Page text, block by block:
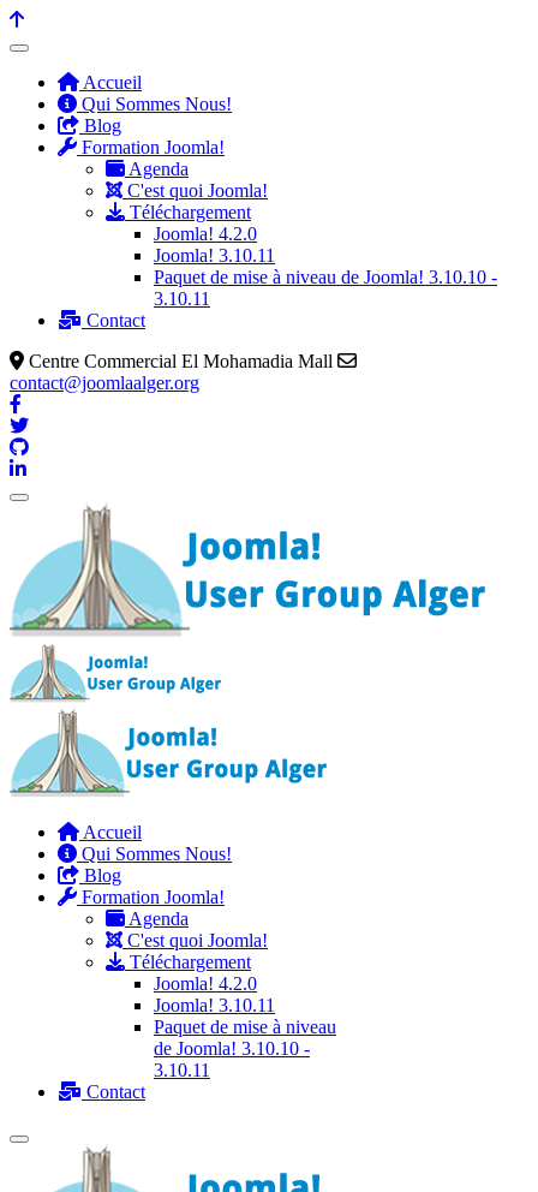
Accueil
Qui Sommes Nous!
Blog
Formation Joomla!
Agenda
C'est quoi Joomla!
Téléchargement
Joomla! 4.2.0
Joomla! 3.10.11
Paquet de mise à niveau de Joomla! 3.10.10 -
3.10.11
Contact
Centre Commercial El Mohamadia Mall
contact@joomlaalger.org
Accueil
Qui Sommes Nous!
Blog
Formation Joomla!
Agenda
C'est quoi Joomla!
Téléchargement
Joomla! 4.2.0
Joomla! 3.10.11
Paquet de mise à niveau
de Joomla! 3.10.10 -
3.10.11
Contact
précédente
précédent
suivante
suivant